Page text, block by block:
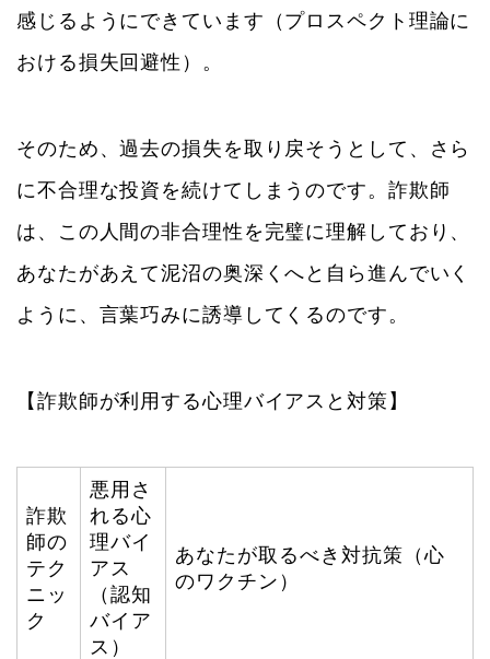
感じるようにできています（プロスペクト理論に
おける損失回避性）。
そのため、過去の損失を取り戻そうとして、さら
に不合理な投資を続けてしまうのです。詐欺師
は、この人間の非合理性を完璧に理解しており、
あなたがあえて泥沼の奥深くへと自ら進んでいく
ように、言葉巧みに誘導してくるのです。
【詐欺師が利用する心理バイアスと対策】
詐欺
師の
テク
ニッ
ク
悪用さ
れる心
理バイ
アス
（認知
バイア
ス）
あなたが取るべき対抗策（心
のワクチン）